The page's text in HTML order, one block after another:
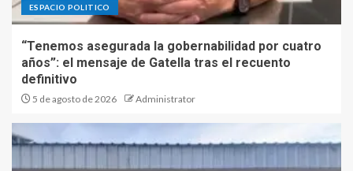
ESPACIO POLITICO
“Tenemos asegurada la gobernabilidad por cuatro
años”: el mensaje de Gatella tras el recuento
definitivo
5 de agosto de 2026 Administrator